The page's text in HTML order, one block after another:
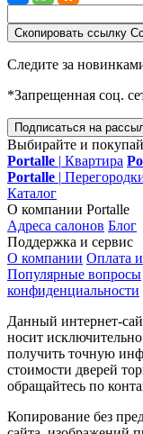
Скопировать ссылку
Следите за
*Запрещенная соц.
Подписаться на
Выбирайте и
Portalle | Квартира
Portalle |
Каталог
О компании Portalle
Адреса салонов Блог
Поддержка и сервис
О компании Оплата и
Популярные вопросы
конфиденциальности
Данный интернет-
носит
получить точную
стоимости дверей
обращайтесь по
Копирование без